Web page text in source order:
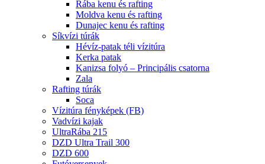
Rába kenu és rafting
Moldva kenu és rafting
Dunajec kenu és rafting
Síkvízi túrák
Hévíz-patak téli vízitúra
Kerka patak
Kanizsa folyó – Principális csatorna
Zala
Rafting túrák
Soca
Vízitúra fényképek (FB)
Vadvízi kajak
UltraRába 215
DZD Ultra Trail 300
DZD 600